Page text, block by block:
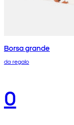
Borsa grande
da regalo
0